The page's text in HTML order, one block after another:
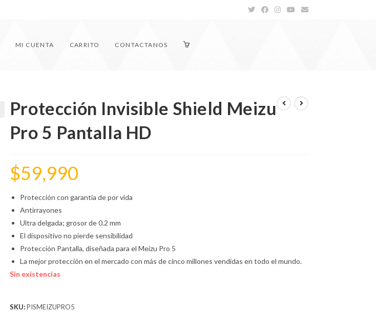
MI CUENTA CARRITO CONTACTANOS
Protección Invisible Shield Meizu
Pro 5 Pantalla HD
$59,990
Protección con garantía de por vida
Antirrayones
Ultra delgada; grosor de 0.2 mm
El dispositivo no pierde sensibilidad
Protección Pantalla, diseñada para el Meizu Pro 5
La mejor protección en el mercado con más de cinco millones vendidas en todo el mundo.
Sin existencias
SKU:PISMEIZUPRO5